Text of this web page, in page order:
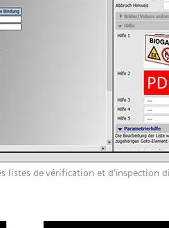
listes de vérification et